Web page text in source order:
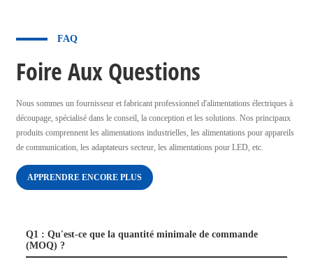
FAQ
Foire Aux Questions
Nous sommes un fournisseur et fabricant professionnel d'alimentations électriques à
découpage, spécialisé dans le conseil, la conception et les solutions. Nos principaux
produits comprennent les alimentations industrielles, les alimentations pour appareils
de communication, les adaptateurs secteur, les alimentations pour LED, etc.
APPRENDRE ENCORE PLUS
Q1 : Qu'est-ce que la quantité minimale de commande
(MOQ) ?